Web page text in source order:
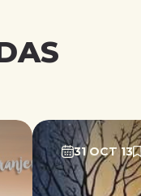
31 OCT 13